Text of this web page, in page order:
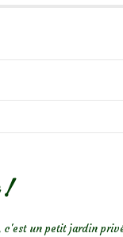
!
un petit jardin